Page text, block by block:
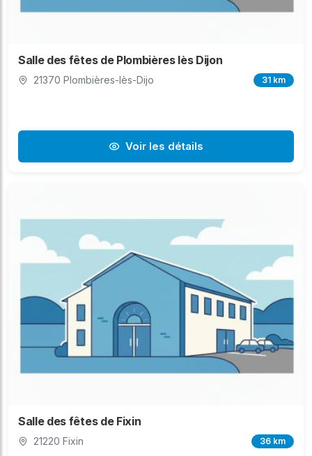
Salle des fêtes de Plombières lès Dijon
21370 Plombières-lès-Dijo 31 km
Voir les détails
Salle des fêtes de Fixin
21220 Fixin 36 km